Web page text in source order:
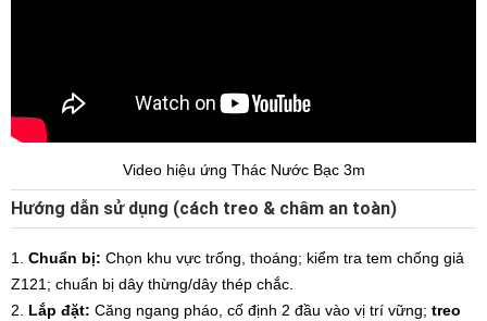
Video hiệu ứng Thác Nước Bạc 3m
Hướng dẫn sử dụng (cách treo & châm an toàn)
Chuẩn bị: Chọn khu vực trống, thoáng; kiểm tra tem chống giả
Z121; chuẩn bị dây thừng/dây thép chắc.
Lắp đặt: Căng ngang pháo, cố định 2 đầu vào vị trí vững; treo